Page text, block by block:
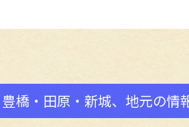
豊橋・田原・新城、地元の情